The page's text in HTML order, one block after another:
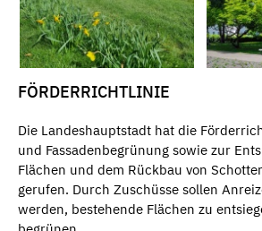
FÖRDERRICHTLINIE
Die Landeshauptstadt hat die
und Fassadenbegrünung sowie zur
Flächen und dem Rückbau von
gerufen. Durch Zuschüsse sollen
werden, bestehende Flächen zu